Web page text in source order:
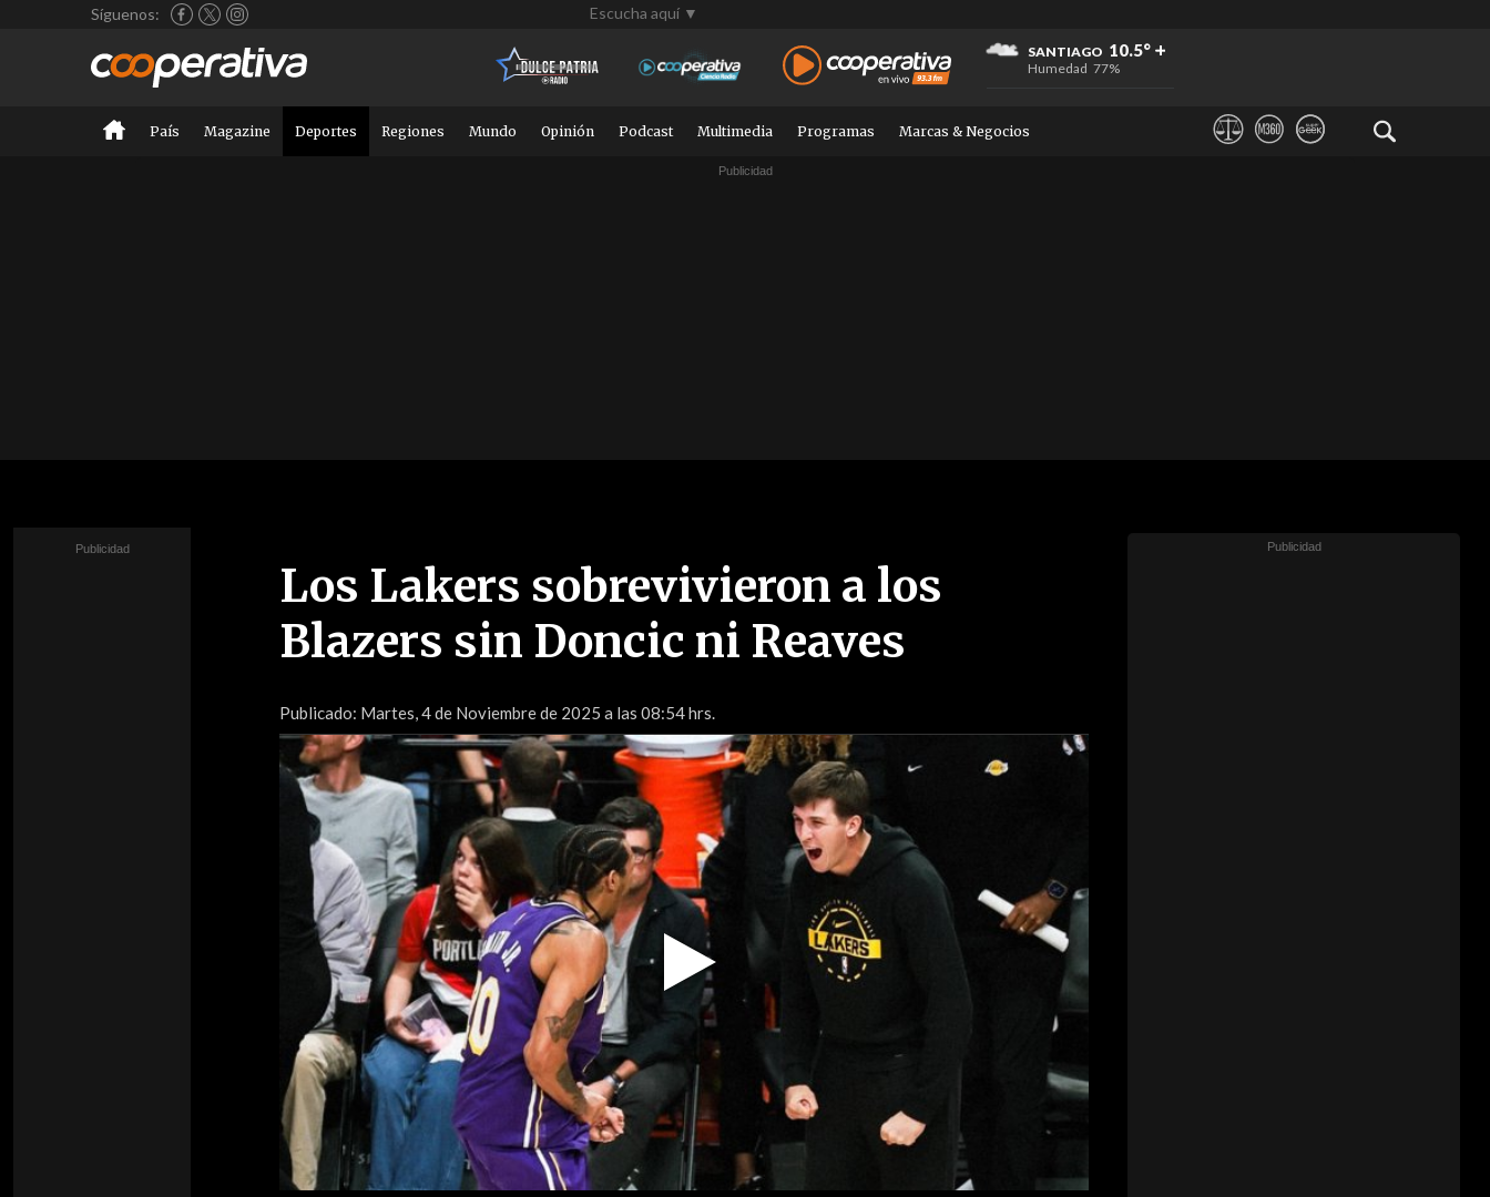
Síguenos: Escucha aquí ▼
SANTIAGO 10.5°
Humedad 77%
+
+
+
País Magazine Deportes Regiones Mundo Opinión Podcast Multimedia Programas Marcas & Negocios
Los Lakers sobrevivieron a los
Blazers sin Doncic ni Reaves
Publicado: Martes, 4 de Noviembre de 2025 a las 08:54 hrs.
Play
Video